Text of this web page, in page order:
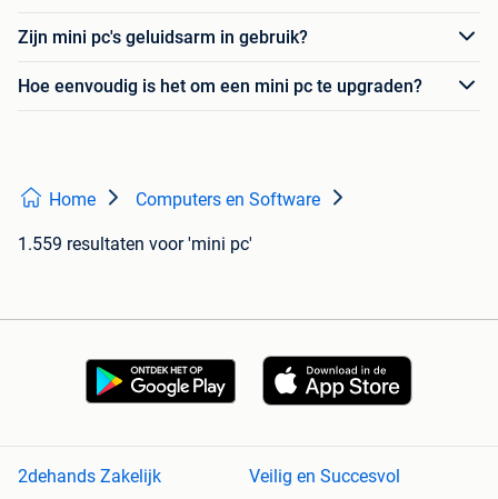
Zijn mini pc's geluidsarm in gebruik?
Hoe eenvoudig is het om een mini pc te upgraden?
Home Computers en Software
1.559 resultaten voor 'mini pc'
2dehands Zakelijk Veilig en Succesvol